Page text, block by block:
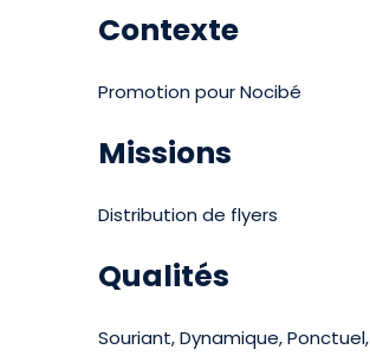
Contexte
Promotion pour Nocibé
Missions
Distribution de flyers
Qualités
Souriant, Dynamique, Ponctuel,